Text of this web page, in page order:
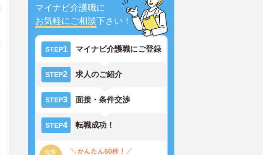
マイナビ介護職に
お気軽にご相談下さい！
STEP1 マイナビ介護職にご登録
STEP2 求人のご紹介
STEP3 面接・条件交渉
STEP4 転職成功！